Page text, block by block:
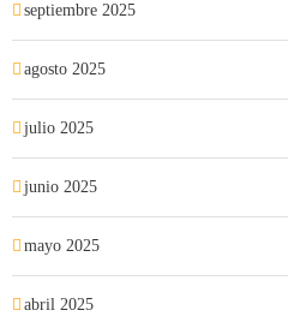
septiembre 2025
agosto 2025
julio 2025
junio 2025
mayo 2025
abril 2025